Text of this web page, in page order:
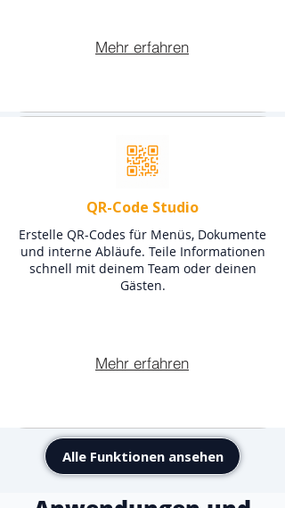
Mehr erfahren
QR-Code Studio
Erstelle QR-Codes für Menüs, Dokumente
und interne Abläufe. Teile Informationen
schnell mit deinem Team oder deinen
Gästen.
Mehr erfahren
Alle Funktionen ansehen